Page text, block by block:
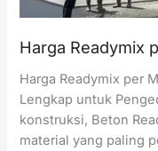
Harga Readymix
Harga Readymix per
Lengkap untuk
konstruksi, Beton
material yang paling